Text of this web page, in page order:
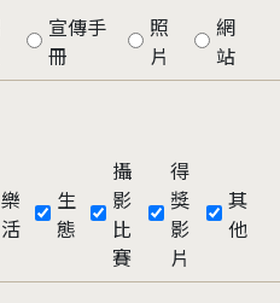
宣傳手
冊
照
片
網
站
樂
活
生
態
攝
影
比
賽
得
獎
影
片
其
他